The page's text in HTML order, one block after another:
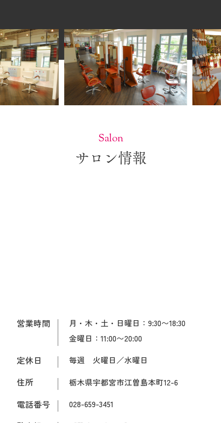
Salon
サロン情報
営業時間
月・木・土・日曜日：9:30〜18:30
金曜日：11:00〜20:00
定休日 毎週 火曜日／水曜日
住所 栃木県宇都宮市江曽島本町12-6
電話番号 028-659-3451